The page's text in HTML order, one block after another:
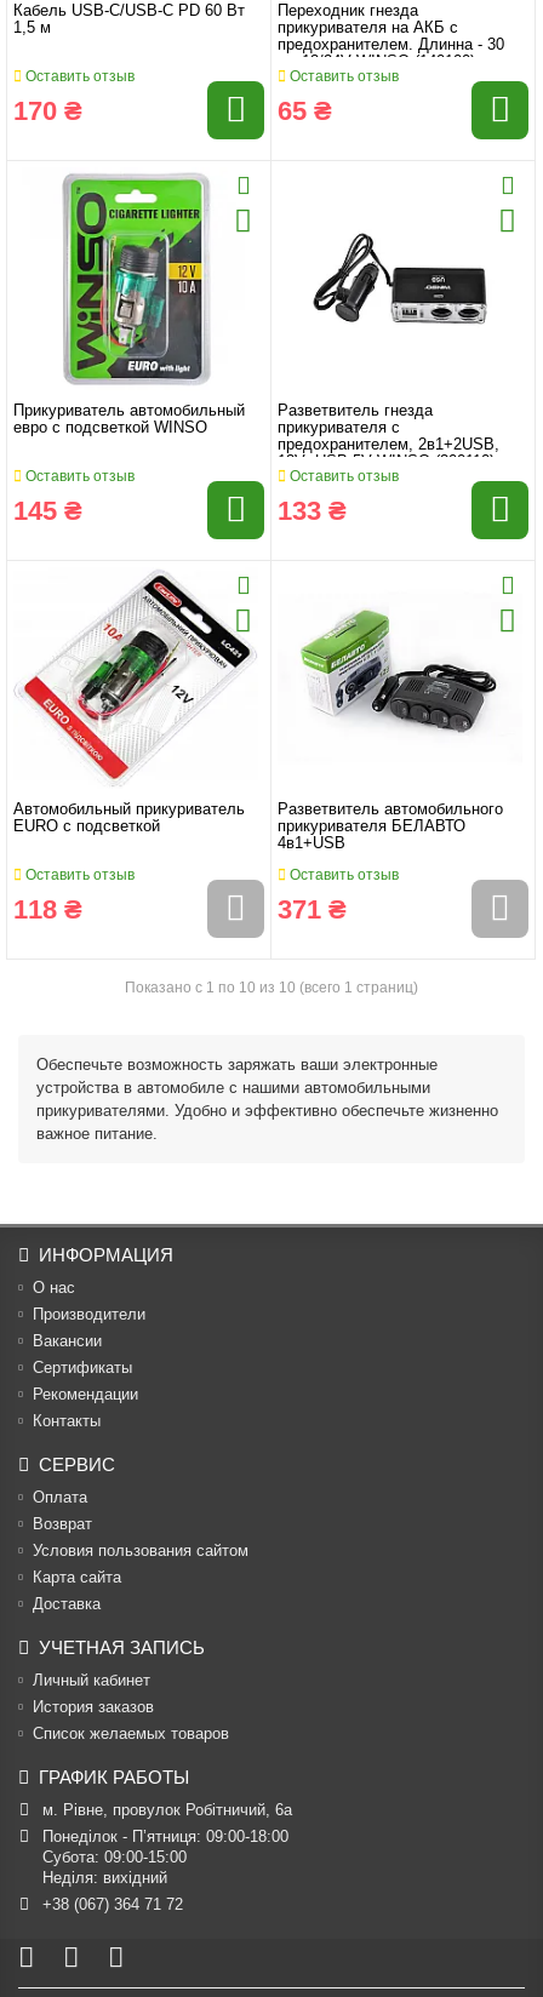
Кабель USB-C/USB-C PD 60 Вт
1,5 м
Оставить отзыв
170 ₴
Переходник гнезда
прикуривателя на АКБ с
предохранителем. Длинна - 30
см 12/24V WINSO (140100)
Оставить отзыв
65 ₴
Прикуриватель автомобильный
евро с подсветкой WINSO
Оставить отзыв
145 ₴
Разветвитель гнезда
прикуривателя с
предохранителем, 2в1+2USB,
12V+USB 5V WINSO (200110)
Оставить отзыв
133 ₴
Автомобильный прикуриватель
EURO с подсветкой
Оставить отзыв
118 ₴
Разветвитель автомобильного
прикуривателя БЕЛАВТО
4в1+USB
Оставить отзыв
371 ₴
Показано с 1 по 10 из 10 (всего 1 страниц)
Обеспечьте возможность заряжать ваши электронные
устройства в автомобиле с нашими автомобильными
прикуривателями. Удобно и эффективно обеспечьте жизненно
важное питание.
ИНФОРМАЦИЯ
О нас
Производители
Вакансии
Cертификаты
Рекомендации
Контакты
СЕРВИС
Оплата
Возврат
Условия пользования сайтом
Карта сайта
Доставка
УЧЕТНАЯ ЗАПИСЬ
Личный кабинет
История заказов
Список желаемых товаров
ГРАФИК РАБОТЫ
м. Рівне, провулок Робітничий, 6а
Понеділок - П’ятниця: 09:00-18:00
Субота: 09:00-15:00
Неділя: вихідний
+38 (067) 364 71 72